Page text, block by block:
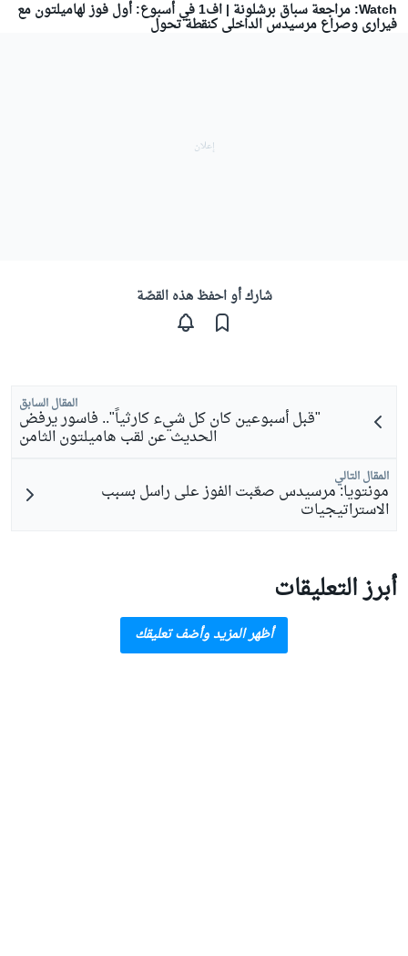
Watch: مراجعة سباق برشلونة | اف1 في أسبوع: أول فوز لهاميلتون مع
فيراري وصراع مرسيدس الداخلي كنقطة تحول
شارك أو احفظ هذه القصّة
المقال السابق
"قبل أسبوعين كان كل شيء كارثياً".. فاسور يرفض
الحديث عن لقب هاميلتون الثامن
المقال التالي
مونتويا: مرسيدس صعّبت الفوز على راسل بسبب
الاستراتيجيات
أبرز التعليقات
أظهر المزيد وأضف تعليقك